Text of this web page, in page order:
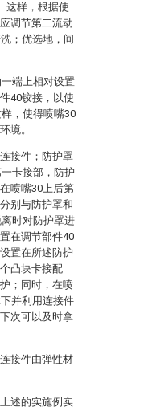
这样，根据使
调节第二流动
；优选地，间
端上相对设置
40铰接，以使
，使得喷嘴30
境。
接件；防护罩
卡接部，防护
喷嘴30上后第
别与防护罩和
时对防护罩进
在调节部件40
置在所述防护
凸块卡接配
；同时，在喷
并利用连接件
次可以及时拿
接件由弹性材
述的实施例实